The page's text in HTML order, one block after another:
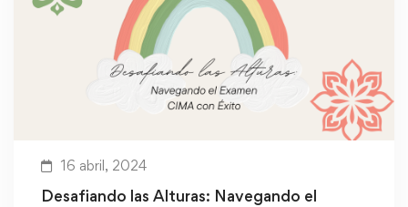
16 abril, 2024
Desafiando las Alturas: Navegando el